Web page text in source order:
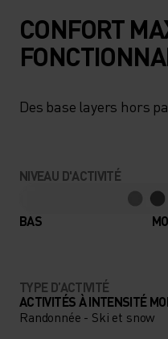
CONFORT
Des base layers hors
NIVEAU D'ACTIVITÉ
BAS
TYPE D’ACTIVITÉ
ACTIVITÉS À INTENSITÉ
Randonnée - Ski et snow